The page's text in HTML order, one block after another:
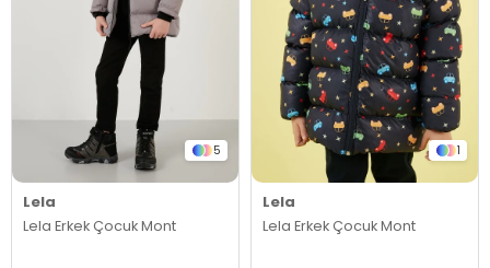
5
Lela
Lela Erkek Çocuk Mont
1
Lela
Lela Erkek Çocuk Mont